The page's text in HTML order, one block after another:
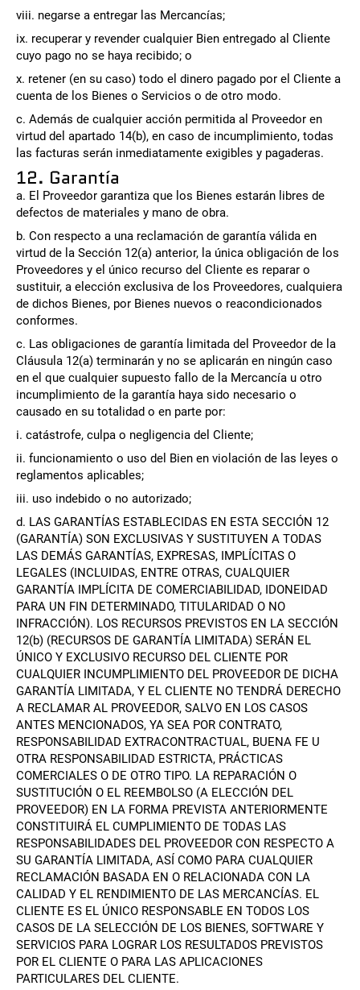
viii. negarse a entregar las Mercancías;
ix. recuperar y revender cualquier Bien entregado al Cliente
cuyo pago no se haya recibido; o
x. retener (en su caso) todo el dinero pagado por el Cliente a
cuenta de los Bienes o Servicios o de otro modo.
c. Además de cualquier acción permitida al Proveedor en
virtud del apartado 14(b), en caso de incumplimiento, todas
las facturas serán inmediatamente exigibles y pagaderas.
12. Garantía
a. El Proveedor garantiza que los Bienes estarán libres de
defectos de materiales y mano de obra.
b. Con respecto a una reclamación de garantía válida en
virtud de la Sección 12(a) anterior, la única obligación de los
Proveedores y el único recurso del Cliente es reparar o
sustituir, a elección exclusiva de los Proveedores, cualquiera
de dichos Bienes, por Bienes nuevos o reacondicionados
conformes.
c. Las obligaciones de garantía limitada del Proveedor de la
Cláusula 12(a) terminarán y no se aplicarán en ningún caso
en el que cualquier supuesto fallo de la Mercancía u otro
incumplimiento de la garantía haya sido necesario o
causado en su totalidad o en parte por:
i. catástrofe, culpa o negligencia del Cliente;
ii. funcionamiento o uso del Bien en violación de las leyes o
reglamentos aplicables;
iii. uso indebido o no autorizado;
d. LAS GARANTÍAS ESTABLECIDAS EN ESTA SECCIÓN 12
(GARANTÍA) SON EXCLUSIVAS Y SUSTITUYEN A TODAS
LAS DEMÁS GARANTÍAS, EXPRESAS, IMPLÍCITAS O
LEGALES (INCLUIDAS, ENTRE OTRAS, CUALQUIER
GARANTÍA IMPLÍCITA DE COMERCIABILIDAD, IDONEIDAD
PARA UN FIN DETERMINADO, TITULARIDAD O NO
INFRACCIÓN). LOS RECURSOS PREVISTOS EN LA SECCIÓN
12(b) (RECURSOS DE GARANTÍA LIMITADA) SERÁN EL
ÚNICO Y EXCLUSIVO RECURSO DEL CLIENTE POR
CUALQUIER INCUMPLIMIENTO DEL PROVEEDOR DE DICHA
GARANTÍA LIMITADA, Y EL CLIENTE NO TENDRÁ DERECHO
A RECLAMAR AL PROVEEDOR, SALVO EN LOS CASOS
ANTES MENCIONADOS, YA SEA POR CONTRATO,
RESPONSABILIDAD EXTRACONTRACTUAL, BUENA FE U
OTRA RESPONSABILIDAD ESTRICTA, PRÁCTICAS
COMERCIALES O DE OTRO TIPO. LA REPARACIÓN O
SUSTITUCIÓN O EL REEMBOLSO (A ELECCIÓN DEL
PROVEEDOR) EN LA FORMA PREVISTA ANTERIORMENTE
CONSTITUIRÁ EL CUMPLIMIENTO DE TODAS LAS
RESPONSABILIDADES DEL PROVEEDOR CON RESPECTO A
SU GARANTÍA LIMITADA, ASÍ COMO PARA CUALQUIER
RECLAMACIÓN BASADA EN O RELACIONADA CON LA
CALIDAD Y EL RENDIMIENTO DE LAS MERCANCÍAS. EL
CLIENTE ES EL ÚNICO RESPONSABLE EN TODOS LOS
CASOS DE LA SELECCIÓN DE LOS BIENES, SOFTWARE Y
SERVICIOS PARA LOGRAR LOS RESULTADOS PREVISTOS
POR EL CLIENTE O PARA LAS APLICACIONES
PARTICULARES DEL CLIENTE.